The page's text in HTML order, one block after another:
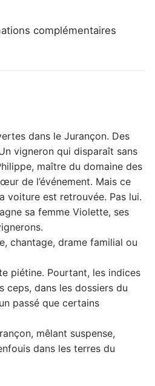
complémentaires
dans le Jurançon. Des
vigneron qui disparaît sans
maître du domaine des
de l’événement. Mais ce
voiture est retrouvée. Pas lui.
sa femme Violette, ses
chantage, drame familial ou
piétine. Pourtant, les indices
ceps, dans les dossiers du
passé que certains
mêlant suspense,
dans les terres du